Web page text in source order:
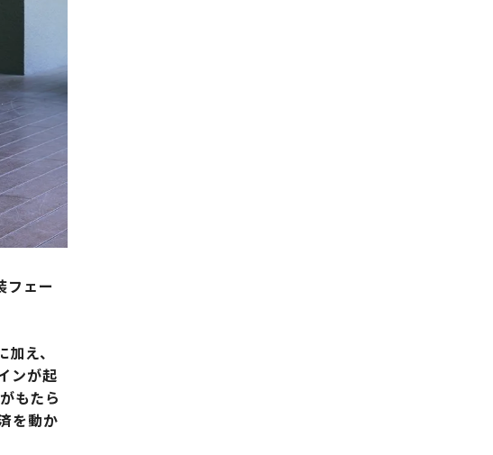
フェー
え、
ンが起
もたら
を動か